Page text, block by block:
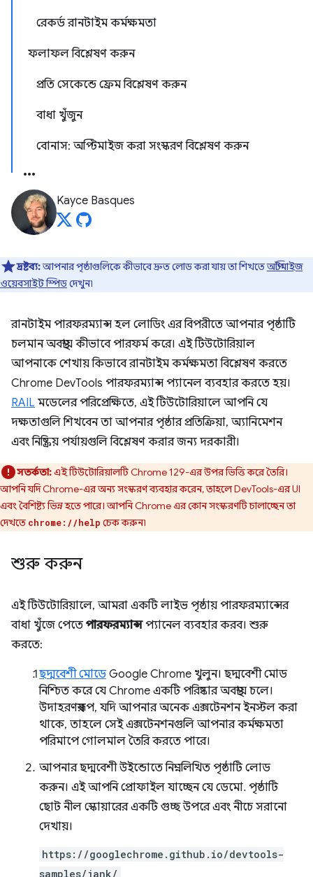
রেকর্ড রানটাইম কর্মক্ষমতা
ফলাফল বিশ্লেষণ করুন
প্রতি সেকেন্ডে ফ্রেম বিশ্লেষণ করুন
বাধা খুঁজুন
বোনাস: অপ্টিমাইজ করা সংস্করণ বিশ্লেষণ করুন
Kayce Basques
দ্রষ্টব্য:আপনার পৃষ্ঠাগুলিকে কীভাবে দ্রুত লোড করা যায় তা শিখতেঅপ্টিমাইজ
ওয়েবসাইট স্পিডদেখুন৷
রানটাইম পারফরম্যান্স হল লোডিং এর বিপরীতে আপনার পৃষ্ঠাটি
চলমান অবস্থায় কীভাবে পারফর্ম করে। এই টিউটোরিয়াল
আপনাকে শেখায় কিভাবে রানটাইম কর্মক্ষমতা বিশ্লেষণ করতে
Chrome DevTools পারফরম্যান্স প্যানেল ব্যবহার করতে হয়।
RAIL মডেলের পরিপ্রেক্ষিতে, এই টিউটোরিয়ালে আপনি যে
দক্ষতাগুলি শিখবেন তা আপনার পৃষ্ঠার প্রতিক্রিয়া, অ্যানিমেশন
এবং নিষ্ক্রিয় পর্যায়গুলি বিশ্লেষণ করার জন্য দরকারী।
সতর্কতা:এই টিউটোরিয়ালটি Chrome 129-এর উপর ভিত্তি করে তৈরি।
আপনি যদি Chrome-এর অন্য সংস্করণ ব্যবহার করেন, তাহলে DevTools-এর UI
এবং বৈশিষ্ট্য ভিন্ন হতে পারে। আপনি Chrome এর কোন সংস্করণটি চালাচ্ছেন তা
দেখতে chrome://help চেক করুন৷
শুরু করুন
এই টিউটোরিয়ালে, আমরা একটি লাইভ পৃষ্ঠায় পারফরম্যান্সের
বাধা খুঁজে পেতে পারফরম্যান্সপ্যানেল ব্যবহার করব। শুরু
করতে:
ছদ্মবেশী মোডেGoogle Chrome খুলুন। ছদ্মবেশী মোড
নিশ্চিত করে যে Chrome একটি পরিষ্কার অবস্থায় চলে।
উদাহরণস্বরূপ, যদি আপনার অনেক এক্সটেনশন ইনস্টল করা
থাকে, তাহলে সেই এক্সটেনশনগুলি আপনার কর্মক্ষমতা
পরিমাপে গোলমাল তৈরি করতে পারে।
আপনার ছদ্মবেশী উইন্ডোতে নিম্নলিখিত পৃষ্ঠাটি লোড
করুন। এই আপনি প্রোফাইল যাচ্ছেন যে ডেমো. পৃষ্ঠাটি
ছোট নীল স্কোয়ারের একটি গুচ্ছ উপরে এবং নীচে সরানো
দেখায়।
https://googlechrome.github.io/devtools-
samples/jank/